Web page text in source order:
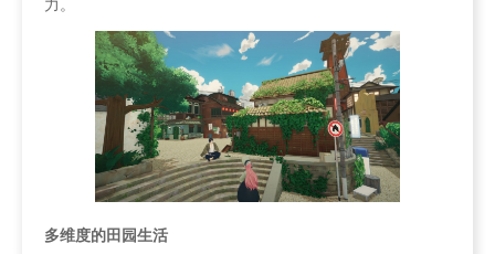
多维度的田园生活